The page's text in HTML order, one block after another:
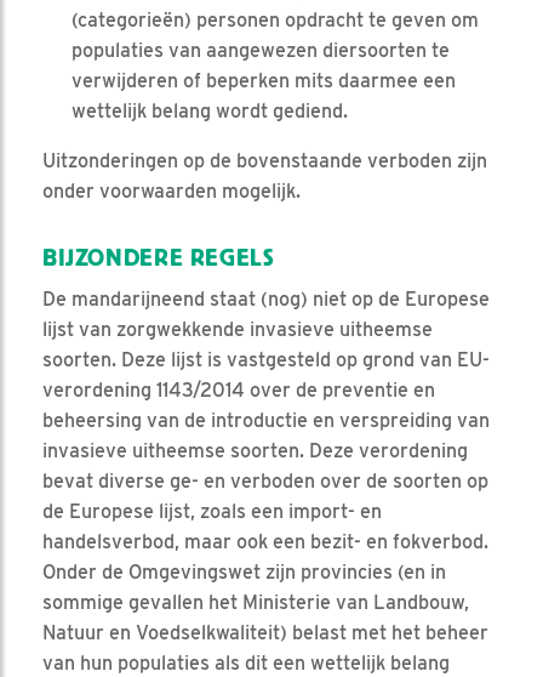
(categorieën) personen opdracht te geven om
populaties van aangewezen diersoorten te
verwijderen of beperken mits daarmee een
wettelijk belang wordt gediend.
Uitzonderingen op de bovenstaande verboden zijn
onder voorwaarden mogelijk.
BIJZONDERE REGELS
De mandarijneend staat (nog) niet op de Europese
lijst van zorgwekkende invasieve uitheemse
soorten. Deze lijst is vastgesteld op grond van EU-
verordening 1143/2014 over de preventie en
beheersing van de introductie en verspreiding van
invasieve uitheemse soorten. Deze verordening
bevat diverse ge- en verboden over de soorten op
de Europese lijst, zoals een import- en
handelsverbod, maar ook een bezit- en fokverbod.
Onder de Omgevingswet zijn provincies (en in
sommige gevallen het Ministerie van Landbouw,
Natuur en Voedselkwaliteit) belast met het beheer
van hun populaties als dit een wettelijk belang